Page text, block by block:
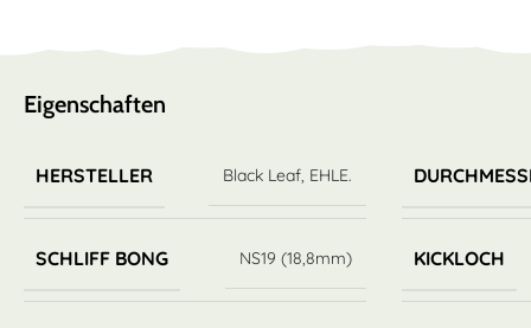
Eigenschaften
HERSTELLER Black Leaf, EHLE.
SCHLIFF BONG NS19 (18,8mm) KICKLOCH